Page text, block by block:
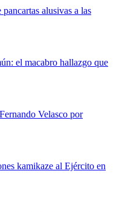
alusivas a las
el macabro hallazgo que
Velasco por
kamikaze al Ejército en